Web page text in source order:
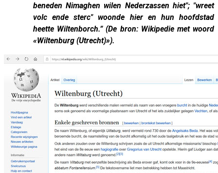
beneden Nimaghen wilen Nederzassen hiet"; "wreet
volc ende sterc" woonde hier en hun hoofdstad
heette Wiltenborch.” (De bron: Wikipedie met woord
«Wiltenburg (Utrecht)»).